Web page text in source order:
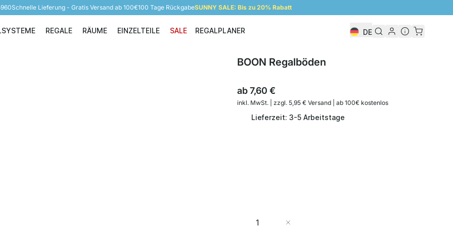
Schnelle Lieferung - Gratis Versand ab 100€100 Tage RückgabeSUNNY SALE: Bis zu 20% Rabatt
Regalsysteme
REGALE
Regale
RÄUME
Räume
EINZELTEILE
Einzelteile
SALE REGALPLANER DE
BOON Regalböden
ab7,60 €
inkl. MwSt. | zzgl. 5,95 € Versand | ab 100€ kostenlos
Lieferzeit: 3-5 Arbeitstage
Menge